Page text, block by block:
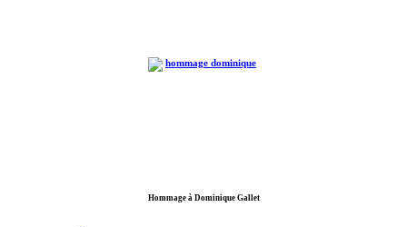
Hommage à Dominique Gallet